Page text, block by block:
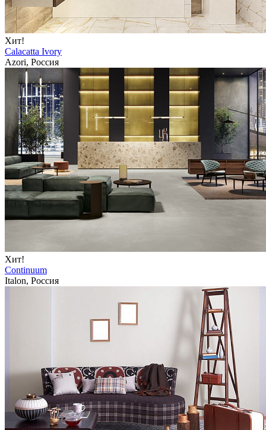
Хит!
Calacatta Ivory
Azori, Россия
Хит!
Continuum
Italon, Россия